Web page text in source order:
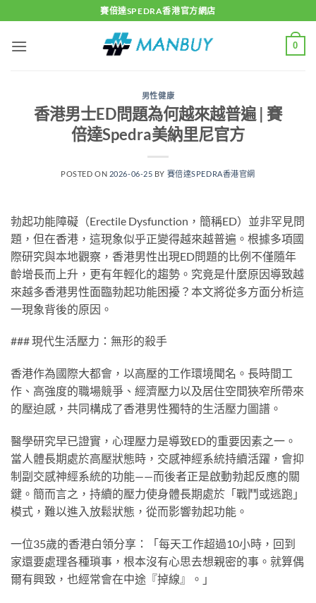
to
content
賽倍達SPEDRA香港官方網店
0
男性健康
香港男士ED問題為何越來越普遍 | 賽
倍達Spedra美納里尼官方
POSTED ON 2026-06-25 BY 賽倍達SPEDRA香港官網
勃起功能障礙（Erectile Dysfunction，簡稱ED）並非罕見問
題，但在香港，這現象似乎正變得越來越普遍。根據多項國
際研究與本地觀察，香港男性出現ED問題的比例不僅隨年
齡增長而上升，更有年輕化的趨勢。究竟是什麼原因導致越
來越多香港男性面臨勃起功能困擾？本文將從多方面分析這
一現象背後的原因。
### 現代生活壓力：無形的殺手
香港作為國際大都會，以高壓的工作環境聞名。長時間工
作、高強度的職場競爭、經濟壓力以及居住空間狹窄所帶來
的壓迫感，共同構成了香港男性獨特的生活壓力圖譜。
醫學研究早已證實，心理壓力是導致ED的重要因素之一。
當人體長期處於高壓狀態時，交感神經系統持續活躍，會抑
制副交感神經系統的功能——而後者正是啟動勃起反應的關
鍵。簡而言之，持續的壓力使身體長期處於「戰鬥或逃跑」
模式，難以進入放鬆狀態，從而影響勃起功能。
一位35歲的香港白領分享：「每天工作超過10小時，回到
家還要處理各種瑣事，根本沒有心思去想親密的事。就算偶
爾有興致，也經常會在中途『掉線』。」